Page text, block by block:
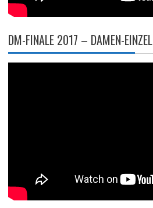
DM-FINALE 2017 – DAMEN-EINZEL